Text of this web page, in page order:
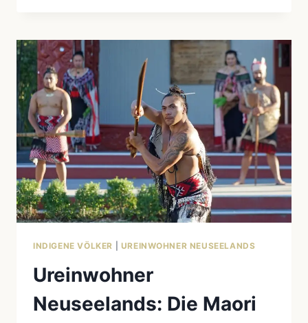
IN
KULTUR
UREINWOHNER
NORDAMERIKAS
INDIGENE VÖLKER UREINWOHNER NEUSEELANDS
Ureinwohner
Neuseelands: Die Maori